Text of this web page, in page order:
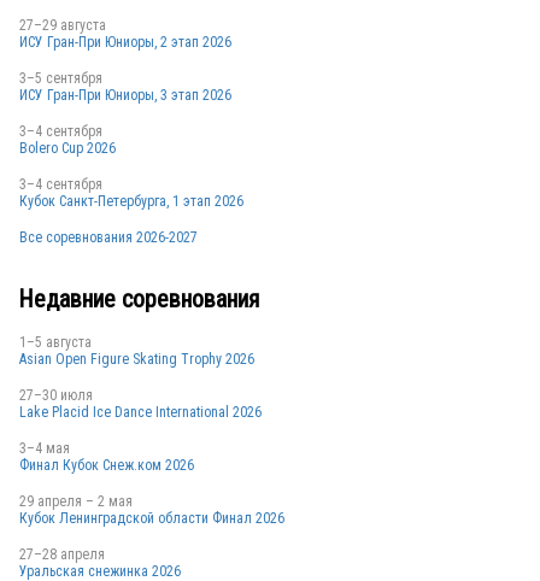
USA
FRA
USA
27–29 августа
ИСУ Гран-При Юниоры, 2 этап 2026
3–5 сентября
ИСУ Гран-При Юниоры, 3 этап 2026
3–4 сентября
Bolero Cup 2026
3–4 сентября
Кубок Санкт-Петербурга, 1 этап 2026
Все соревнования 2026-2027
Недавние соревнования
1–5 августа
Asian Open Figure Skating Trophy 2026
27–30 июля
Lake Placid Ice Dance International 2026
3–4 мая
Финал Кубок Снеж.ком 2026
29 апреля – 2 мая
Кубок Ленинградской области Финал 2026
27–28 апреля
Уральская снежинка 2026